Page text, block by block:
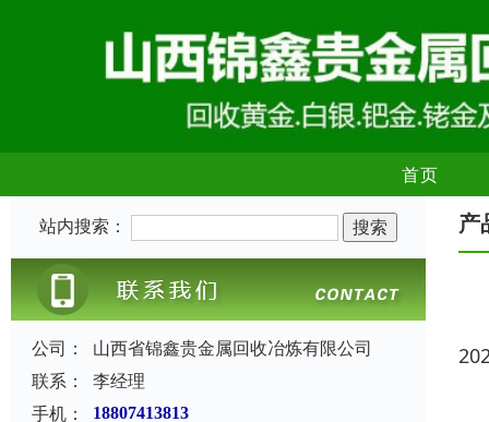
首页
站内搜索：
公司：
山西省锦鑫贵金属回收冶炼有限公司
联系：
李经理
手机：
18807413813
产